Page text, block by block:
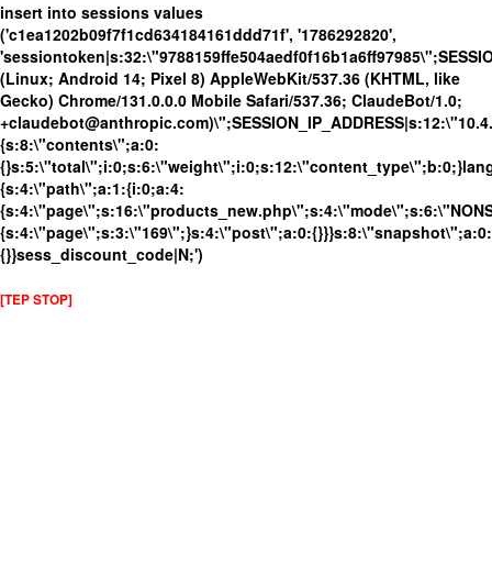
insert into sessions values
('c1ea1202b09f7f1cd634184161ddd71f', '1786292820',
(Linux; Android 14; Pixel 8) AppleWebKit/537.36 (KHTML, like
Gecko) Chrome/131.0.0.0 Mobile Safari/537.36; ClaudeBot/1.0;
{s:8:\"contents\";a:0:
{s:4:\"path\";a:1:{i:0;a:4:
{s:4:\"page\";s:3:\"169\";}s:4:\"post\";a:0:{}}}s:8:\"snapshot\";a:0:
{}}sess_discount_code|N;')
[TEP STOP]